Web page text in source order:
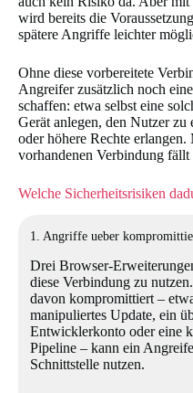
wird bereits die
spätere Angriffe leichter
Ohne diese vorbereitete
Angreifer zusätzlich noch
schaffen: etwa selbst eine
Gerät anlegen, den Nutzer
oder höhere Rechte erlangen.
vorhandenen Verbindung
Welche Sicherheitsrisiken
1. Angriffe ueber
Drei Browser-
diese Verbindung zu
davon kompromittiert –
manipuliertes Update, ein
Entwicklerkonto oder eine
Pipeline – kann ein
Schnittstelle nutzen.